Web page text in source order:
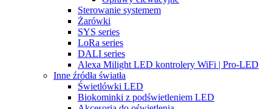
Sterowanie systemem
Żarówki
SYS series
LoRa series
DALI series
Alexa Milight LED kontrolery WiFi | Pro-LED
Inne źródła światła
Świetlówki LED
Biokominki z podświetleniem LED